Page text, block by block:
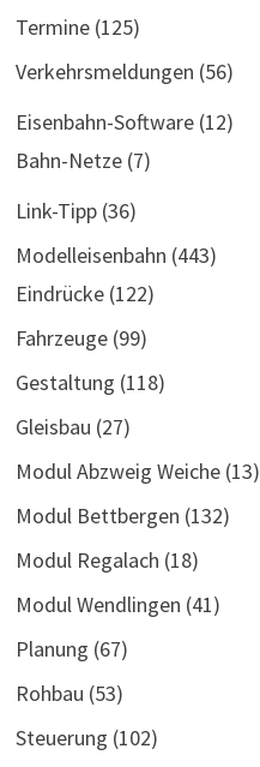
Termine(125)
Verkehrsmeldungen (56)
Eisenbahn-Software(12)
Bahn-Netze(7)
Link-Tipp(36)
Modelleisenbahn (443)
Eindrücke(122)
Fahrzeuge(99)
Gestaltung (118)
Gleisbau (27)
Modul Abzweig Weiche(13)
Modul Bettbergen (132)
Modul Regalach (18)
Modul Wendlingen (41)
Planung (67)
Rohbau (53)
Steuerung (102)